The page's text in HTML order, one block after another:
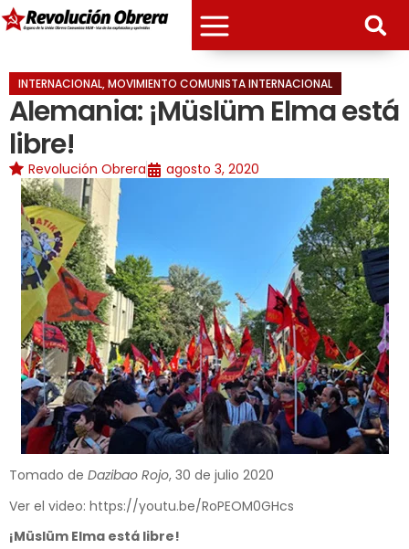
INTERNACIONAL,MOVIMIENTO COMUNISTA INTERNACIONAL
Alemania: ¡Müslüm Elma está
libre!
Revolución Obrera agosto 3, 2020
Tomado de Dazibao Rojo, 30 de julio 2020
Ver el video: https://youtu.be/RoPEOM0GHcs
¡Müslüm Elma está libre!